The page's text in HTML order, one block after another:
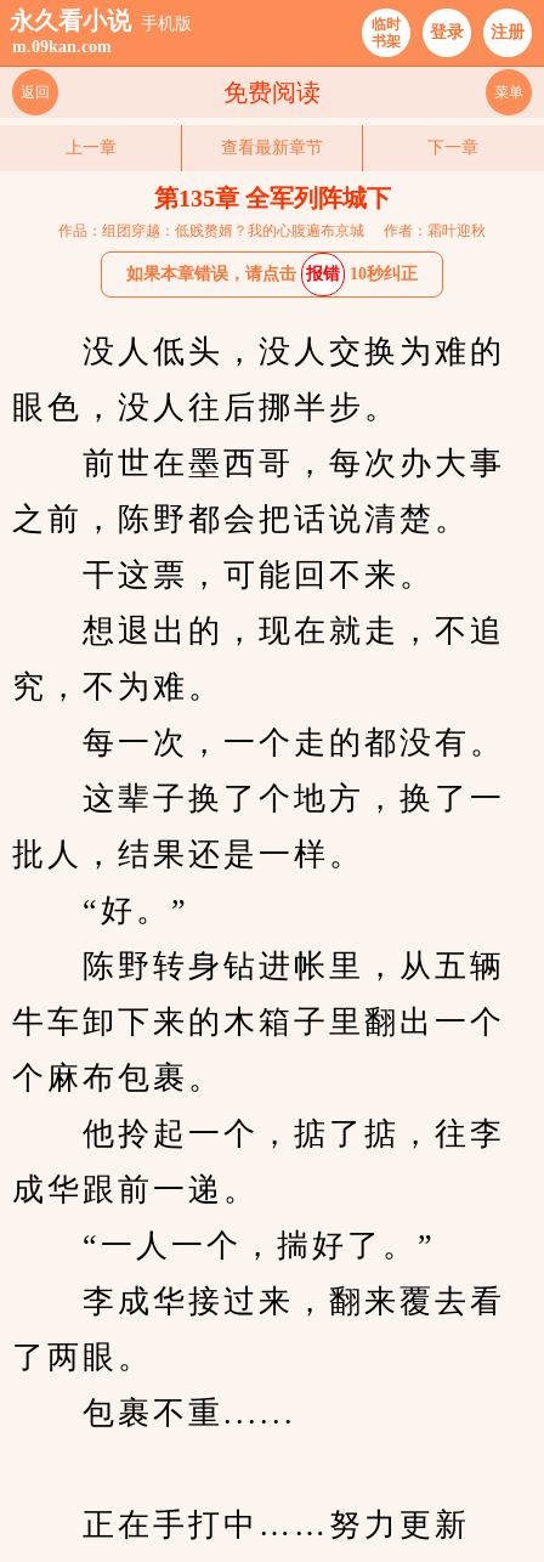
永久看小说 手机版
m.09kan.com
临时
书架
登录 注册
免费阅读
返回 菜单
上一章 查看最新章节 下一章
第135章 全军列阵城下
作品：组团穿越：低贱赘婿？我的心腹遍布京城 作者：霜叶迎秋
如果本章错误，请点击 报错 10秒纠正
没人低头，没人交换为难的
眼色，没人往后挪半步。
前世在墨西哥，每次办大事
之前，陈野都会把话说清楚。
干这票，可能回不来。
想退出的，现在就走，不追
究，不为难。
每一次，一个走的都没有。
这辈子换了个地方，换了一
批人，结果还是一样。
“好。”
陈野转身钻进帐里，从五辆
牛车卸下来的木箱子里翻出一个
个麻布包裹。
他拎起一个，掂了掂，往李
成华跟前一递。
“一人一个，揣好了。”
李成华接过来，翻来覆去看
了两眼。
包裹不重......
正在手打中……努力更新